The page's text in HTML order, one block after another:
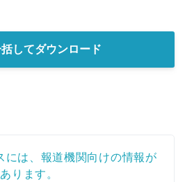
してダウンロード
には、報道機関向けの情報が
あります。